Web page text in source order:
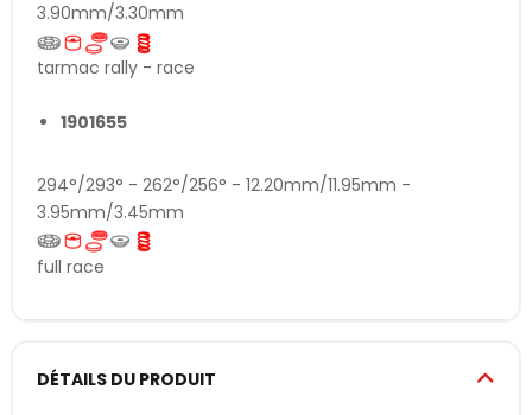
3.90mm/3.30mm
tarmac rally - race
1901655
294°/293° - 262°/256° - 12.20mm/11.95mm -
3.95mm/3.45mm
full race
DÉTAILS DU PRODUIT